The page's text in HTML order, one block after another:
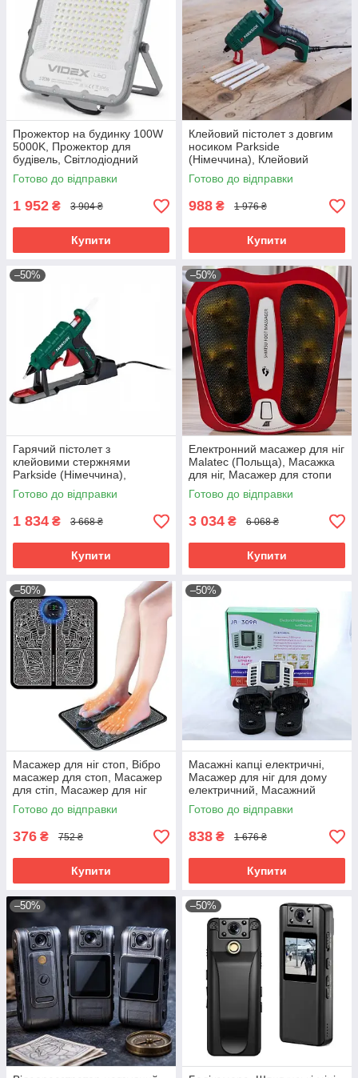
Прожектор на будинку 100W
5000K, Прожектор для
будівель, Світлодіодний
прожектор вуличного
освітлення, Вуличний лед
Готово до відправки
1 952 ₴ 3 904 ₴
Купити
Клейовий пістолет з довгим
носиком Parkside
(Німеччина), Клейовий
пістолет для клею, Клейовий
пістолет маленький, RYH
Готово до відправки
988 ₴ 1 976 ₴
Купити
–50%
Гарячий пістолет з
клейовими стержнями
Parkside (Німеччина),
Пістолет термоклей, Пістолет
для термоклею, RYH
Готово до відправки
1 834 ₴ 3 668 ₴
Купити
–50%
Електронний масажер для ніг
Malatec (Польща), Масажка
для ніг, Масажер для стопи
ніг, Масажер для м'язів ніг
електричний, RYH
Готово до відправки
3 034 ₴ 6 068 ₴
Купити
–50%
Масажер для ніг стоп, Вібро
масажер для стоп, Масажер
для стіп, Масажер для ніг
вібраційний, RYH
Готово до відправки
376 ₴ 752 ₴
Купити
–50%
Масажні капці електричні,
Масажер для ніг для дому
електричний, Масажний
апарат для ніг, RYH
Готово до відправки
838 ₴ 1 676 ₴
Купити
–50% –50%